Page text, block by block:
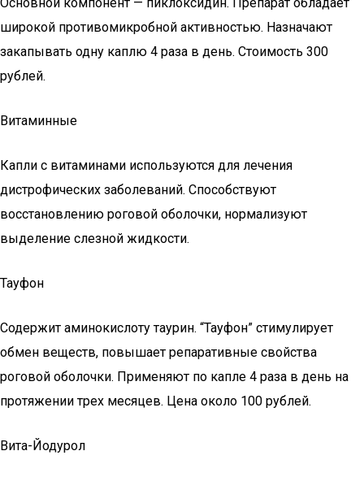
широкой противомикробной активностью. Назначают
закапывать одну каплю 4 раза в день. Стоимость 300
рублей.
Витаминные
Капли с витаминами используются для лечения
дистрофических заболеваний. Способствуют
восстановлению роговой оболочки, нормализуют
выделение слезной жидкости.
Тауфон
Содержит аминокислоту таурин. “Тауфон” стимулирует
обмен веществ, повышает репаративные свойства
роговой оболочки. Применяют по капле 4 раза в день на
протяжении трех месяцев. Цена около 100 рублей.
Вита-Йодурол